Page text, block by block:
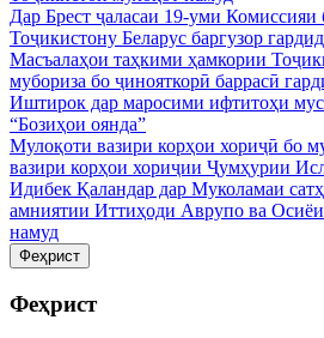
Дар Брест ҷаласаи 19-уми
Тоҷикистону Беларус баргузор гардид
Масъалаҳои таҳкими ҳамкории
мубориза бо ҷинояткорӣ баррасӣ
Иштирок дар маросими ифтитоҳи
“Бозиҳои оянда”
Мулоқоти вазири корҳои хориҷӣ бо
вазири корҳои хориҷии Ҷумҳурии
Идибек Қаландар дар Муколамаи
амниятии Иттиҳоди Аврупо ва
намуд
Феҳрист
Феҳрист